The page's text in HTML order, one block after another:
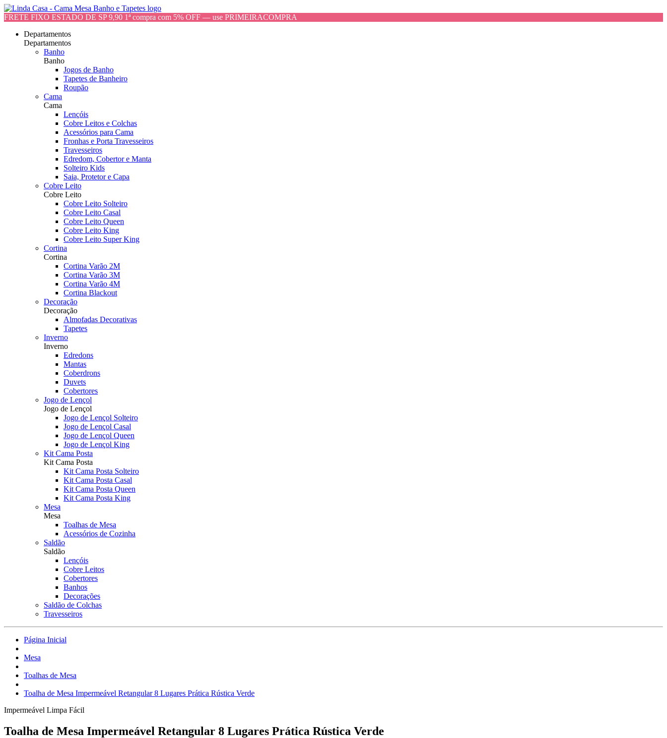
FRETE FIXO ESTADO DE SP 9,90 1ª compra com 5% OFF — use PRIMEIRACOMPRA
Departamentos
Departamentos
Banho
Banho
Jogos de Banho
Tapetes de Banheiro
Roupão
Cama
Cama
Lençóis
Cobre Leitos e Colchas
Acessórios para Cama
Fronhas e Porta Travesseiros
Travesseiros
Edredom, Cobertor e Manta
Solteiro Kids
Saia, Protetor e Capa
Cobre Leito
Cobre Leito
Cobre Leito Solteiro
Cobre Leito Casal
Cobre Leito Queen
Cobre Leito King
Cobre Leito Super King
Cortina
Cortina
Cortina Varão 2M
Cortina Varão 3M
Cortina Varão 4M
Cortina Blackout
Decoração
Decoração
Almofadas Decorativas
Tapetes
Inverno
Inverno
Edredons
Mantas
Coberdrons
Duvets
Cobertores
Jogo de Lençol
Jogo de Lençol
Jogo de Lençol Solteiro
Jogo de Lençol Casal
Jogo de Lençol Queen
Jogo de Lençol King
Kit Cama Posta
Kit Cama Posta
Kit Cama Posta Solteiro
Kit Cama Posta Casal
Kit Cama Posta Queen
Kit Cama Posta King
Mesa
Mesa
Toalhas de Mesa
Acessórios de Cozinha
Saldão
Saldão
Lençóis
Cobre Leitos
Cobertores
Banhos
Decorações
Saldão de Colchas
Travesseiros
Página Inicial
Mesa
Toalhas de Mesa
Toalha de Mesa Impermeável Retangular 8 Lugares Prática Rústica Verde
Impermeável Limpa Fácil
Toalha de Mesa Impermeável Retangular 8 Lugares Prática Rústica Verde